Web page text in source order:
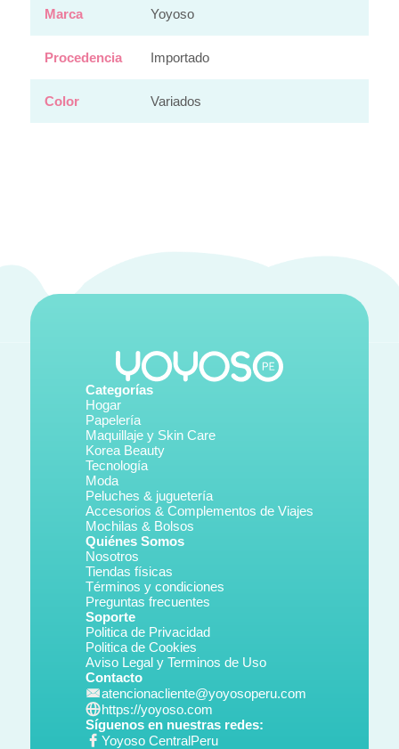
Marca Yoyoso
Procedencia Importado
Color Variados
Categorías
Hogar
Papelería
Maquillaje y Skin Care
Korea Beauty
Tecnología
Moda
Peluches & juguetería
Accesorios & Complementos de Viajes
Mochilas & Bolsos
Quiénes Somos
Nosotros
Tiendas físicas
Términos y condiciones
Preguntas frecuentes
Soporte
Politica de Privacidad
Politica de Cookies
Aviso Legal y Terminos de Uso
Contacto
atencionacliente@yoyosoperu.com
https://yoyoso.com
Síguenos en nuestras redes:
Yoyoso CentralPeru